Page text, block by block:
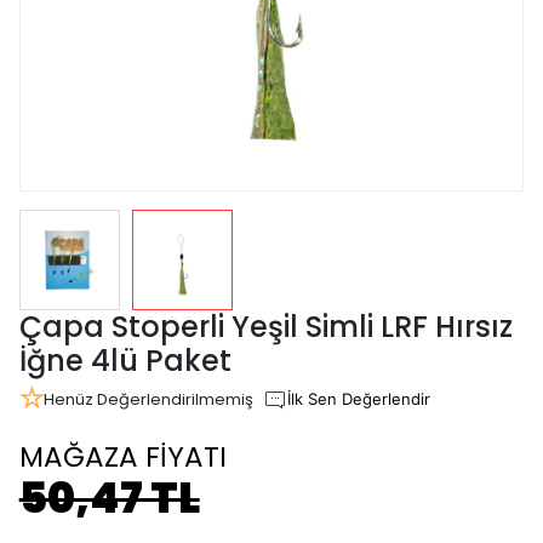
Çapa Stoperli Yeşil Simli LRF Hırsız
İğne 4lü Paket
Henüz Değerlendirilmemiş İlk Sen Değerlendir
MAĞAZA FİYATI
50,47 TL